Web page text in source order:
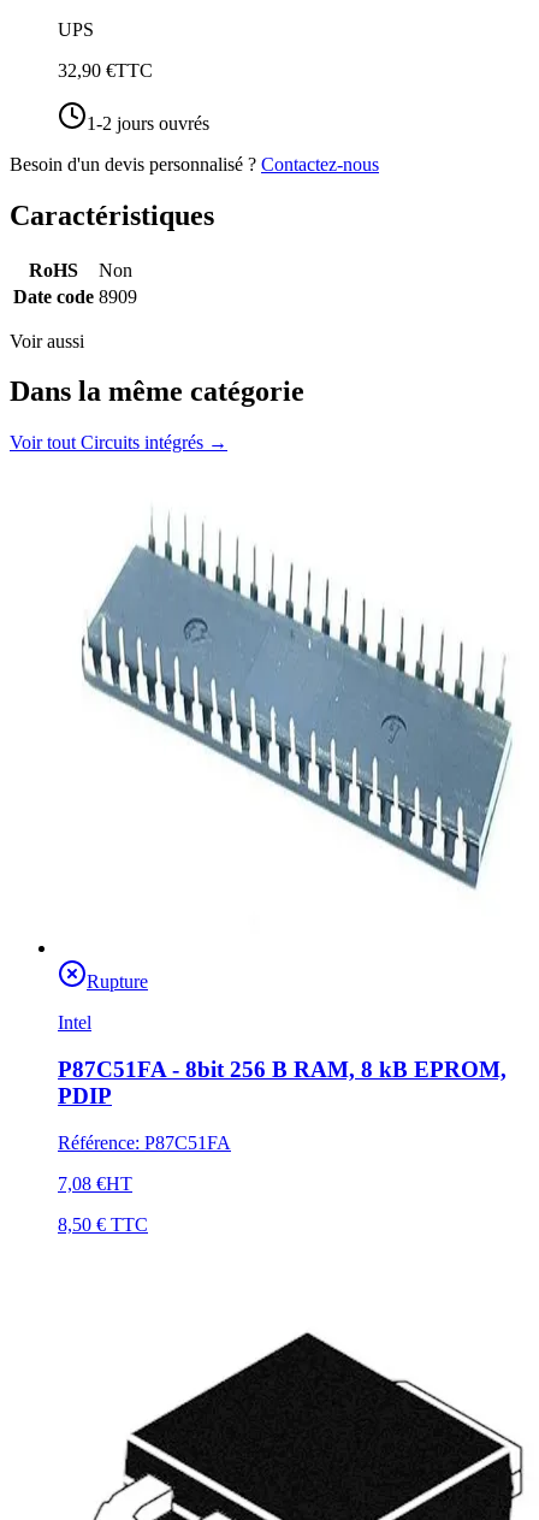
UPS
32,90 €TTC
1-2 jours ouvrés
Besoin d'un devis personnalisé ? Contactez-nous
Caractéristiques
RoHS
Non
Date code 8909
Voir aussi
Dans la même catégorie
Voir tout Circuits intégrés →
Rupture
Intel
P87C51FA - 8bit 256 B RAM, 8 kB EPROM,
PDIP
Référence: P87C51FA
7,08 €HT
8,50 € TTC